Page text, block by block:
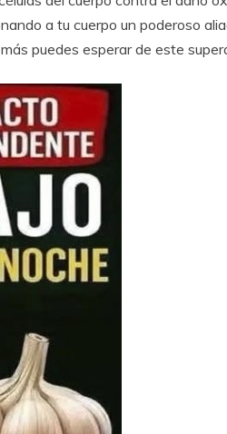
a tu cuerpo un poderoso
puedes esperar de este